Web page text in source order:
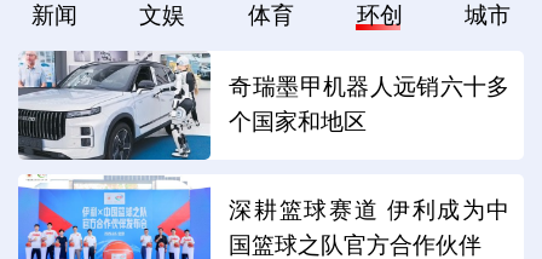
新闻 文娱 体育 环创 城市
奇瑞墨甲机器人远销六十多
个国家和地区
深耕篮球赛道 伊利成为中
国篮球之队官方合作伙伴